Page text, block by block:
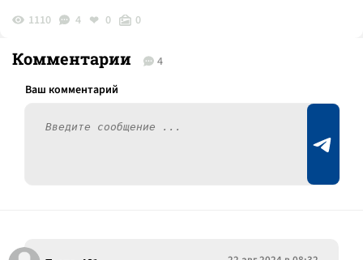
1110 4 0 0
Комментарии 4